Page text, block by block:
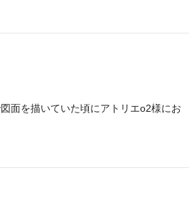
面を描いていた頃にアトリエo2様にお
望を出しすぎずに、建築家としてのアイ